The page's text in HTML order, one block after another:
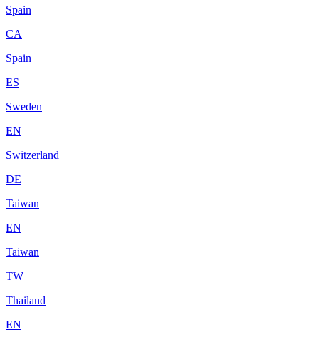
Spain
CA
Spain
ES
Sweden
EN
Switzerland
DE
Taiwan
EN
Taiwan
TW
Thailand
EN